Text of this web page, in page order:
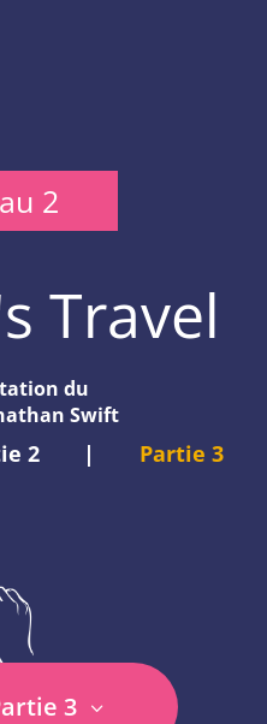
2
Travel
du
Swift
2 | Partie 3
3